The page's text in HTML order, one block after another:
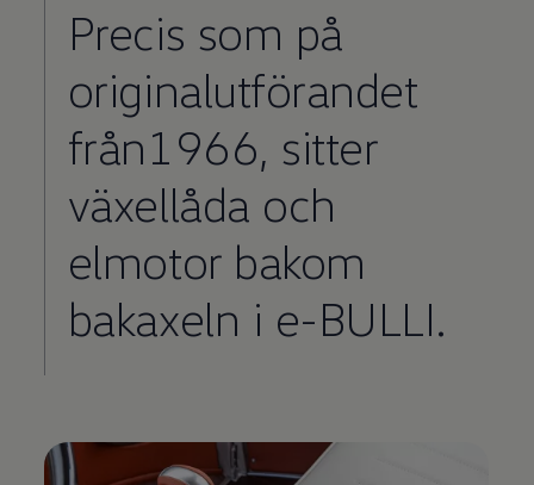
Precis som på
originalutförandet
från1966, sitter
växellåda och
elmotor bakom
bakaxeln i e-BULLI.